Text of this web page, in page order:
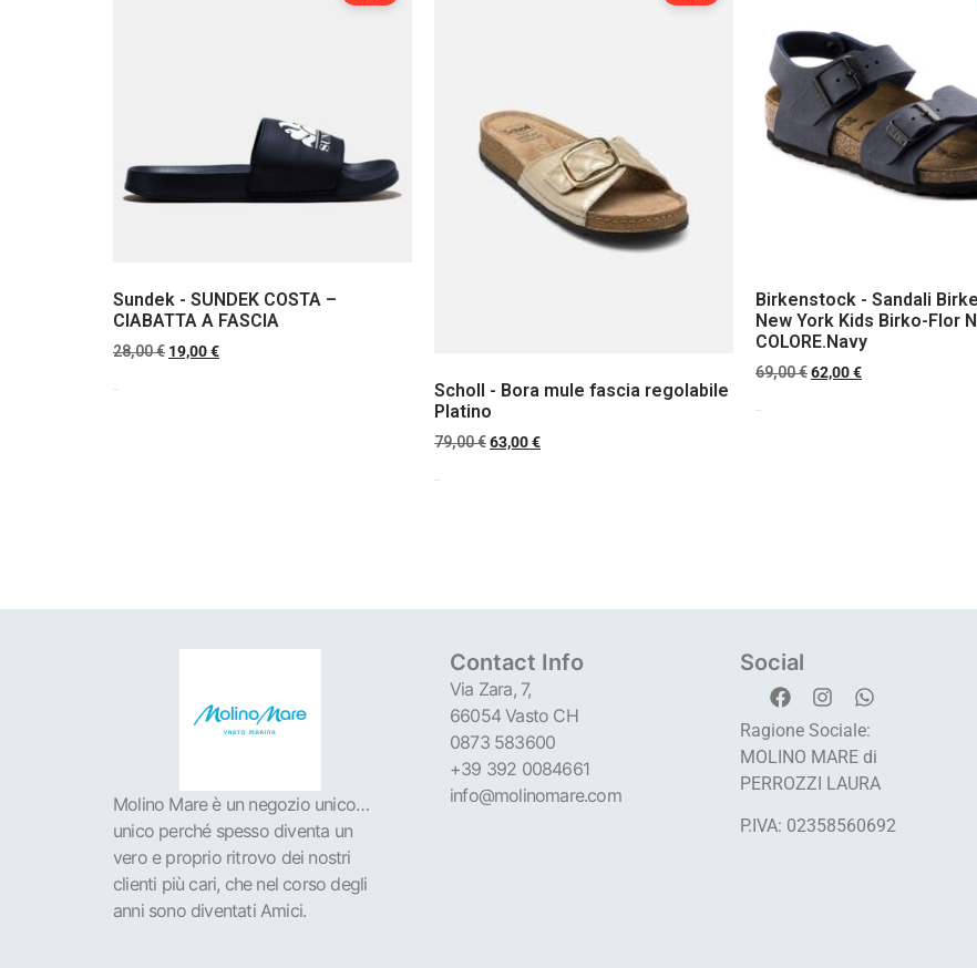
Sundek - SUNDEK COSTA –
CIABATTA A FASCIA
28,00€ 19,00€
Scholl - Bora mule fascia regolabile
Platino
79,00€63,00€
Birkenstock - Sandali
New York Kids Birko-Flor
COLORE.Navy
69,00€62,00€
Molino Mare è un negozio unico…
unico perché spesso diventa un
vero e proprio ritrovo dei nostri
clienti più cari, che nel corso degli
anni sono diventati Amici.
Contact Info
Via Zara, 7,
66054 Vasto CH
0873 583600
+39 392 0084661
info@molinomare.com
Social
Ragione Sociale:
MOLINO MARE di
PERROZZI LAURA
P.IVA: 02358560692